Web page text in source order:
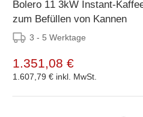
Bolero 11 3kW Instant-
zum Befüllen von Kannen
3 - 5 Werktage
1.351,08 €
1.607,79 € inkl. MwSt.